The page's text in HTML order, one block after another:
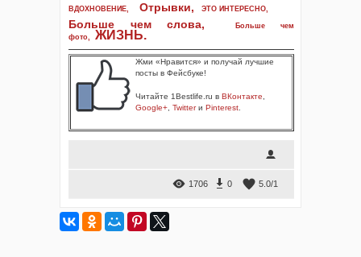
ВДОХНОВЕНИЕ, Отрывки, ЭТО ИНТЕРЕСНО,
Больше чем слова,
Больше чем
фото, ЖИЗНЬ.
Жми «Нравится» и получай лучшие
посты в Фейсбуке!
Читайте 1Bestlife.ru в ВКонтакте
Google+ Twitterи Pinterest
1706 0 5.0/1